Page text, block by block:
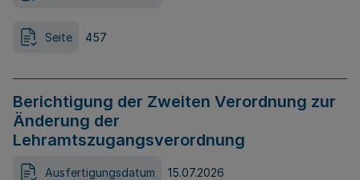
Seite 457
Berichtigung der Zweiten Verordnung zur
Änderung der
Lehramtszugangsverordnung
Ausfertigungsdatum 15.07.2026